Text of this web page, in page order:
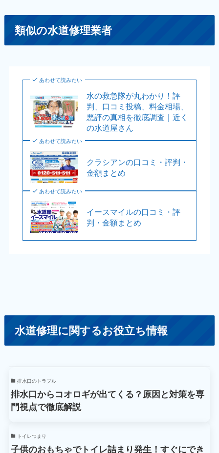
類似の水道修理業者
あわせて読みたい
水の救急隊が丸わかり！評
判、口コミ投稿、料金相場、
悪評の真相を徹底調査｜近く
の水道屋さん
あわせて読みたい
クラシアンの口コミ・評判・
金額まとめ
あわせて読みたい
イースマイルの口コミ・評
判・金額まとめ
水道修理に関するお役立ち情報
排水口のトラブル
排水口からコオロギが出てくる？原因と対策を専
門視点で徹底解説
トイレつまり
子供のおもちゃでトイレ詰まり発生！すぐにでき